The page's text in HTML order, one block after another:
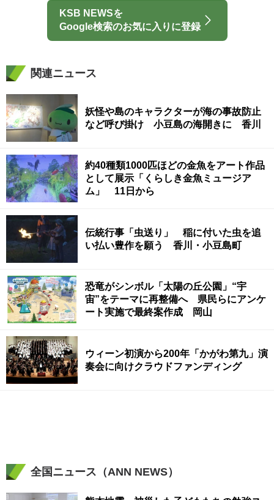
KSB NEWSを
Google検索のお気に入りに登録
関連ニュース
妖怪や島のキャラクターが海の事故防止
など呼び掛け 小豆島の海開きに 香川
約40種類1000匹ほどの金魚をアート作品
として展示「くらしき金魚ミュージア
ム」 11日から
伝統行事「虫送り」 稲に付いた虫を追
い払い豊作を願う 香川・小豆島町
恐竜がシンボル「太陽の丘公園」“宇
宙”をテーマに再整備へ 県民らにアンケ
ート実施で最終案作成 岡山
ウィーン初演から200年「かがわ第九」演
奏会に向けクラウドファンディング
全国ニュース（ANN NEWS）